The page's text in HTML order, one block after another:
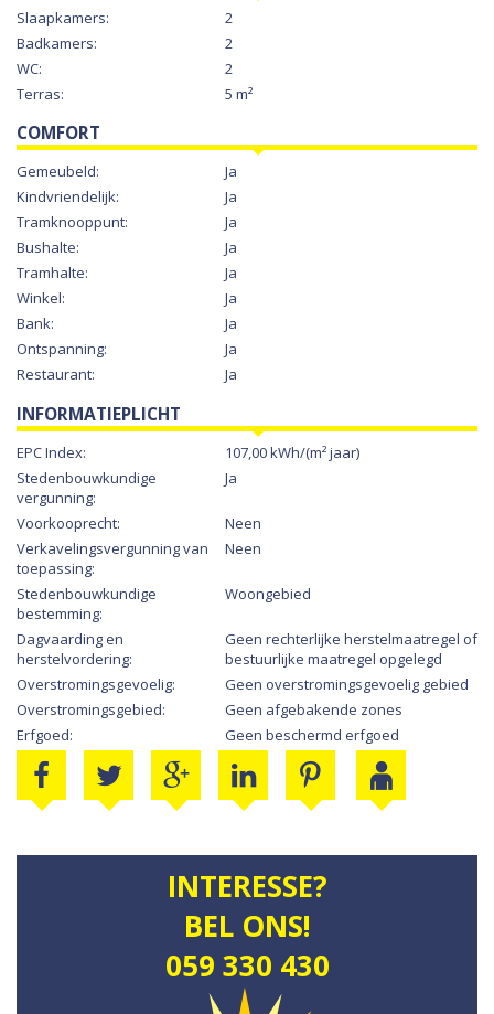
Slaapkamers:
2
Badkamers:
2
WC:
2
Terras:
5 m²
COMFORT
Gemeubeld:
Ja
Kindvriendelijk:
Ja
Tramknooppunt:
Ja
Bushalte:
Ja
Tramhalte:
Ja
Winkel:
Ja
Bank:
Ja
Ontspanning:
Ja
Restaurant:
Ja
INFORMATIEPLICHT
EPC Index:
107,00 kWh/(m² jaar)
Stedenbouwkundige
vergunning:
Ja
Voorkooprecht:
Neen
Verkavelingsvergunning van
toepassing:
Neen
Stedenbouwkundige
bestemming:
Woongebied
Dagvaarding en
herstelvordering:
Geen rechterlijke herstelmaatregel of
bestuurlijke maatregel opgelegd
Overstromingsgevoelig:
Geen overstromingsgevoelig gebied
Overstromingsgebied:
Geen afgebakende zones
Erfgoed:
Geen beschermd erfgoed
INTERESSE?
BEL ONS!
059 330 430